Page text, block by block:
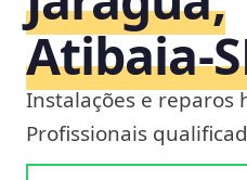
Instalações e reparos
Profissionais